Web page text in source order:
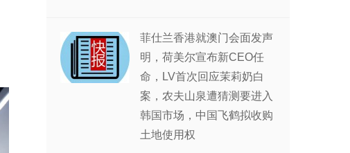
菲仕兰香港就澳门会面发声
明，荷美尔宣布新CEO任
命，LV首次回应茉莉奶白
案，农夫山泉遭猜测要进入
韩国市场，中国飞鹤拟收购
土地使用权